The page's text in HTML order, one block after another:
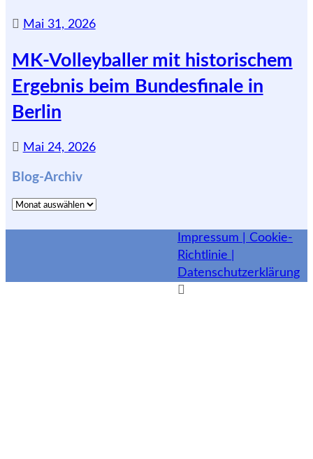
Mai 31, 2026
MK-Volleyballer mit historischem
Ergebnis beim Bundesfinale in
Berlin
Mai 24, 2026
Blog-Archiv
Blog-
Impressum | Cookie-
Richtlinie |
Datenschutzerklärung